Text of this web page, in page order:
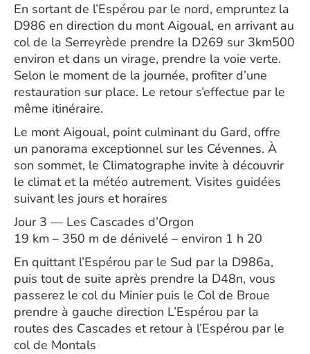
En sortant de l’Espérou par le nord, empruntez la
D986 en direction du mont Aigoual, en arrivant au
col de la Serreyrède prendre la D269 sur 3km500
environ et dans un virage, prendre la voie verte.
Selon le moment de la journée, profiter d’une
restauration sur place. Le retour s’effectue par le
même itinéraire.
Le mont Aigoual, point culminant du Gard, offre
un panorama exceptionnel sur les Cévennes. À
son sommet, le Climatographe invite à découvrir
le climat et la météo autrement. Visites guidées
suivant les jours et horaires
Jour 3 — Les Cascades d’Orgon
19 km – 350 m de dénivelé – environ 1 h 20
En quittant l’Espérou par le Sud par la D986a,
puis tout de suite après prendre la D48n, vous
passerez le col du Minier puis le Col de Broue
prendre à gauche direction L’Espérou par la
routes des Cascades et retour à l’Espérou par le
col de Montals